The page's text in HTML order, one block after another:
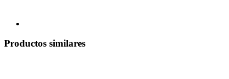
Productos similares